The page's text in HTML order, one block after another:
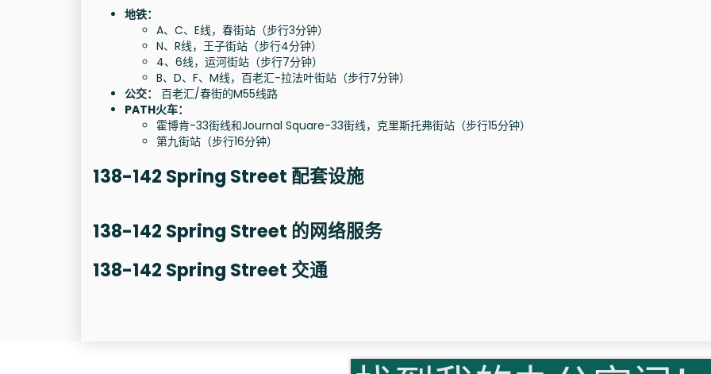
地铁：
A、C、E线，春街站（步行3分钟）
N、R线，王子街站（步行4分钟）
4、6线，运河街站（步行7分钟）
B、D、F、M线，百老汇-拉法叶街站（步行7分钟）
公交：
百老汇/春街的M55线路
PATH火车：
霍博肯-33街线和Journal Square-33街线，克里斯托弗街站（步行15分钟）
第九街站（步行16分钟）
138-142 Spring Street 配套设施
138-142 Spring Street 的网络服务
138-142 Spring Street 交通